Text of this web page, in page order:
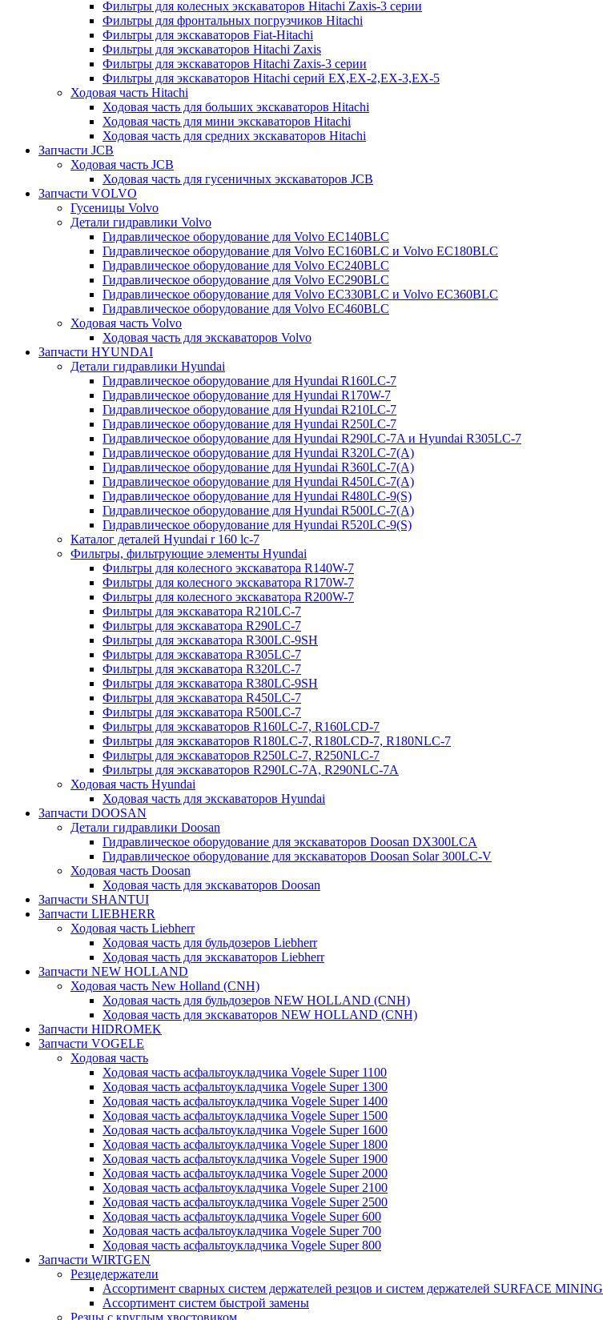
Фильтры для колесных экскаваторов Hitachi Zaxis-3 серии
Фильтры для фронтальных погрузчиков Hitachi
Фильтры для экскаваторов Fiat-Hitachi
Фильтры для экскаваторов Hitachi Zaxis
Фильтры для экскаваторов Hitachi Zaxis-3 серии
Фильтры для экскаваторов Hitachi серий EX,EX-2,EX-3,EX-5
Ходовая часть Hitachi
Ходовая часть для больших экскаваторов Hitachi
Ходовая часть для мини экскаваторов Hitachi
Ходовая часть для средних экскаваторов Hitachi
Запчасти JCB
Ходовая часть JCB
Ходовая часть для гусеничных экскаваторов JCB
Запчасти VOLVO
Гусеницы Volvo
Детали гидравлики Volvo
Гидравлическое оборудование для Volvo EC140BLC
Гидравлическое оборудование для Volvo EC160BLC и Volvo EC180BLC
Гидравлическое оборудование для Volvo EC240BLC
Гидравлическое оборудование для Volvo EC290BLC
Гидравлическое оборудование для Volvo EC330BLC и Volvo EC360BLC
Гидравлическое оборудование для Volvo EC460BLC
Ходовая часть Volvo
Ходовая часть для экскаваторов Volvo
Запчасти HYUNDAI
Детали гидравлики Hyundai
Гидравлическое оборудование для Hyundai R160LC-7
Гидравлическое оборудование для Hyundai R170W-7
Гидравлическое оборудование для Hyundai R210LC-7
Гидравлическое оборудование для Hyundai R250LC-7
Гидравлическое оборудование для Hyundai R290LC-7A и Hyundai R305LC-7
Гидравлическое оборудование для Hyundai R320LC-7(A)
Гидравлическое оборудование для Hyundai R360LC-7(A)
Гидравлическое оборудование для Hyundai R450LC-7(A)
Гидравлическое оборудование для Hyundai R480LC-9(S)
Гидравлическое оборудование для Hyundai R500LC-7(A)
Гидравлическое оборудование для Hyundai R520LC-9(S)
Каталог деталей Hyundai r 160 lc-7
Фильтры, фильтрующие элементы Hyundai
Фильтры для колесного экскаватора R140W-7
Фильтры для колесного экскаватора R170W-7
Фильтры для колесного экскаватора R200W-7
Фильтры для экскаватора R210LC-7
Фильтры для экскаватора R290LC-7
Фильтры для экскаватора R300LC-9SH
Фильтры для экскаватора R305LC-7
Фильтры для экскаватора R320LC-7
Фильтры для экскаватора R380LC-9SH
Фильтры для экскаватора R450LC-7
Фильтры для экскаватора R500LC-7
Фильтры для экскаваторов R160LC-7, R160LCD-7
Фильтры для экскаваторов R180LC-7, R180LCD-7, R180NLC-7
Фильтры для экскаваторов R250LC-7, R250NLC-7
Фильтры для экскаваторов R290LC-7A, R290NLC-7A
Ходовая часть Hyundai
Ходовая часть для экскаваторов Hyundai
Запчасти DOOSAN
Детали гидравлики Doosan
Гидравлическое оборудование для экскаваторов Doosan DX300LCA
Гидравлическое оборудование для экскаваторов Doosan Solar 300LC-V
Ходовая часть Doosan
Ходовая часть для экскаваторов Doosan
Запчасти SHANTUI
Запчасти LIEBHERR
Ходовая часть Liebherr
Ходовая часть для бульдозеров Liebherr
Ходовая часть для экскаваторов Liebherr
Запчасти NEW HOLLAND
Ходовая часть New Holland (CNH)
Ходовая часть для бульдозеров NEW HOLLAND (CNH)
Ходовая часть для экскаваторов NEW HOLLAND (CNH)
Запчасти HIDROMEK
Запчасти VOGELE
Ходовая часть
Ходовая часть асфальтоукладчика Vogele Super 1100
Ходовая часть асфальтоукладчика Vogele Super 1300
Ходовая часть асфальтоукладчика Vogele Super 1400
Ходовая часть асфальтоукладчика Vogele Super 1500
Ходовая часть асфальтоукладчика Vogele Super 1600
Ходовая часть асфальтоукладчика Vogele Super 1800
Ходовая часть асфальтоукладчика Vogele Super 1900
Ходовая часть асфальтоукладчика Vogele Super 2000
Ходовая часть асфальтоукладчика Vogele Super 2100
Ходовая часть асфальтоукладчика Vogele Super 2500
Ходовая часть асфальтоукладчика Vogele Super 600
Ходовая часть асфальтоукладчика Vogele Super 700
Ходовая часть асфальтоукладчика Vogele Super 800
Запчасти WIRTGEN
Резцедержатели
Ассортимент сварных систем держателей резцов и систем держателей SURFACE MINING
Ассортимент систем быстрой замены
Резцы с круглым хвостовиком